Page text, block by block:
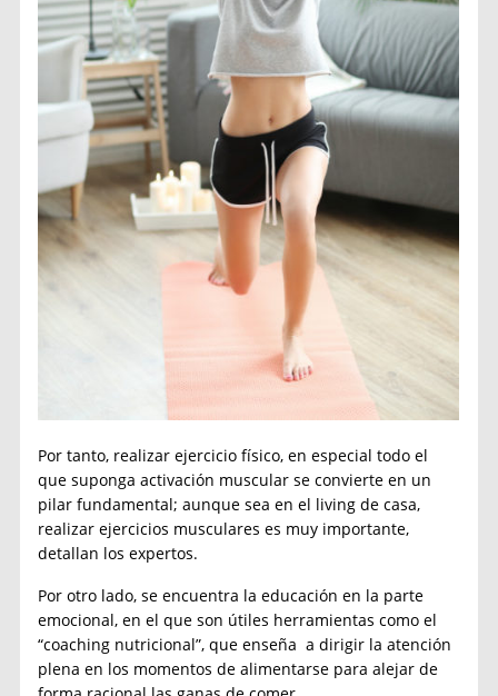
Por tanto, realizar ejercicio físico, en especial todo el
que suponga activación muscular se convierte en un
pilar fundamental; aunque sea en el living de casa,
realizar ejercicios musculares es muy importante,
detallan los expertos.
Por otro lado, se encuentra la educación en la parte
emocional, en el que son útiles herramientas como el
“coaching nutricional”, que enseña a dirigir la atención
plena en los momentos de alimentarse para alejar de